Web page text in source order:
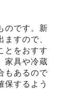
のです。新
すので、
とをおすす
家具や冷蔵
もあるので
保するよう